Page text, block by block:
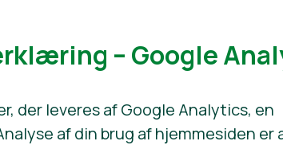
– Google
der leveres af Google Analytics, en
af din brug af hjemmesiden er